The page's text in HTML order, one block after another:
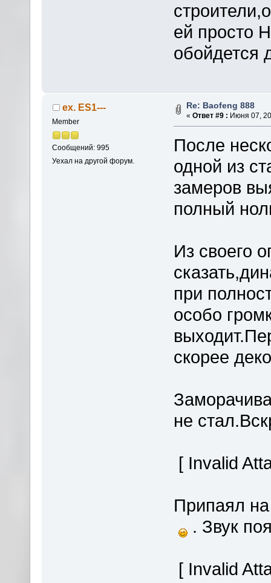
ей просто
ex. ES1---
Member
Сообщений: 995
Уехал на другой форум.
Re: Baofeng 888
«Ответ #9 : Июня 07,
После
одной из
замеров
полный
Из своего
при
особо
скорее
не
[ Invalid
Припаял
. Звук
[ Invalid